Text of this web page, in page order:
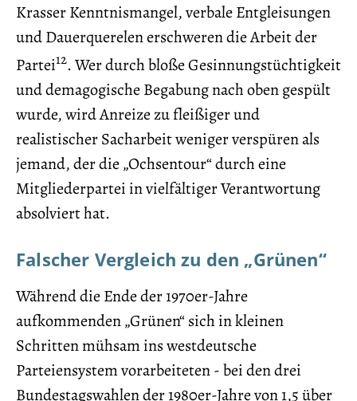
Krasser Kenntnismangel, verbale Entgleisungen
und Dauerquerelen erschweren die Arbeit der
Partei12. Wer durch bloße Gesinnungstüchtigkeit
und demagogische Begabung nach oben gespült
wurde, wird Anreize zu fleißiger und
realistischer Sacharbeit weniger verspüren als
jemand, der die „Ochsentour“ durch eine
Mitgliederpartei in vielfältiger Verantwortung
absolviert hat.
Falscher Vergleich zu den „Grünen“
Während die Ende der 1970er-Jahre
aufkommenden „Grünen“ sich in kleinen
Schritten mühsam ins westdeutsche
Parteiensystem vorarbeiteten - bei den drei
Bundestagswahlen der 1980er-Jahre von 1,5 über